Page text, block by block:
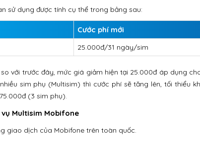
sử dụng được tính cụ thể trong bảng sau:
Cước phí mới
25.000đ/31 ngày/sim
với trước đây, mức giá giảm hiện tại 25.000đ áp dụng
sim phụ (Multisim) thì cước phí sẽ tăng lên, tối thiểu
(3 sim phụ).
Multisim Mobifone
giao dịch của Mobifone trên toàn quốc.